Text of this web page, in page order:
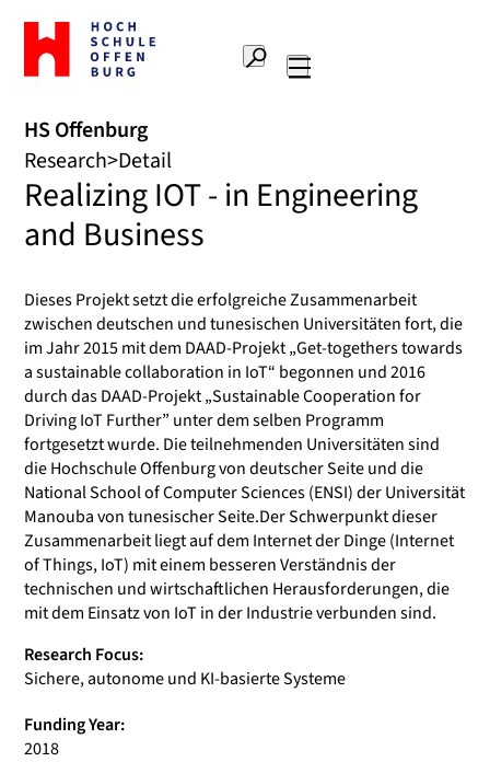
To
the
home
Offenburg
University
of
Applied
Sciences
Search
HS Offenburg
Research Detail
Realizing IOT - in Engineering
and Business
Dieses Projekt setzt die erfolgreiche Zusammenarbeit
zwischen deutschen und tunesischen Universitäten fort, die
im Jahr 2015 mit dem DAAD-Projekt „Get-togethers towards
a sustainable collaboration in IoT“ begonnen und 2016
durch das DAAD-Projekt „Sustainable Cooperation for
Driving IoT Further” unter dem selben Programm
fortgesetzt wurde. Die teilnehmenden Universitäten sind
die Hochschule Offenburg von deutscher Seite und die
National School of Computer Sciences (ENSI) der Universität
Manouba von tunesischer Seite.Der Schwerpunkt dieser
Zusammenarbeit liegt auf dem Internet der Dinge (Internet
of Things, IoT) mit einem besseren Verständnis der
technischen und wirtschaftlichen Herausforderungen, die
mit dem Einsatz von IoT in der Industrie verbunden sind.
Research Focus:
Sichere, autonome und KI-basierte Systeme
Funding Year:
2018